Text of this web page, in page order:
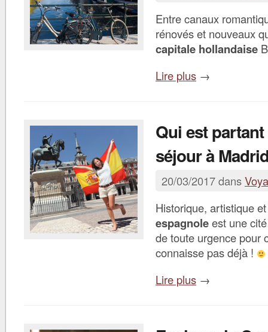
Entre canaux
rénovés et nouveaux
capitale hollandaise
Lire plus →
Qui est
séjour à
20/03/2017 dans
Historique, artistique
espagnoleest une
de toute urgence pour
connaisse pas déjà !
Lire plus →